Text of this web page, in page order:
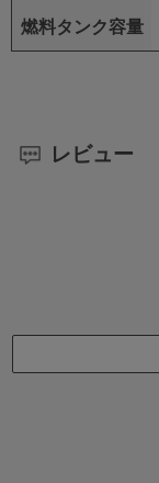
燃料タンク容量
レビュー